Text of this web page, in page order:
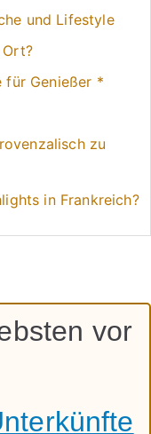
und Lifestyle
für Genießer *
zu
in Frankreich?
vor